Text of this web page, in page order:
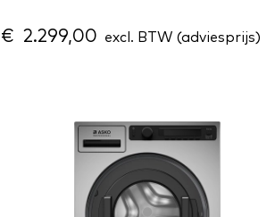
€ 2.299,00 excl. BTW (adviesprijs)